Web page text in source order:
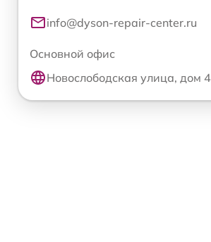
info@dyson-repair-center.ru
Основной офис
Новослободская улица, дом 4